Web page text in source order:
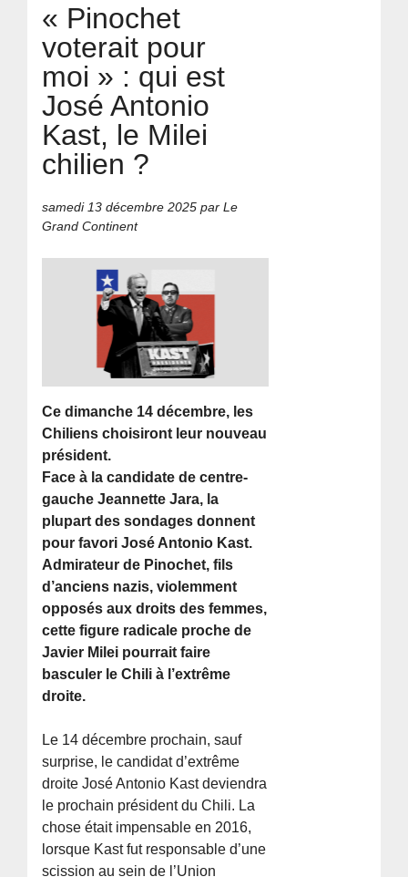
« Pinochet
voterait pour
moi » : qui est
José Antonio
Kast, le Milei
chilien ?
samedi 13 décembre 2025 par Le
Grand Continent
Ce dimanche 14 décembre, les
Chiliens choisiront leur nouveau
président.
Face à la candidate de centre-
gauche Jeannette Jara, la
plupart des sondages donnent
pour favori José Antonio Kast.
Admirateur de Pinochet, fils
d’anciens nazis, violemment
opposés aux droits des femmes,
cette figure radicale proche de
Javier Milei pourrait faire
basculer le Chili à l’extrême
droite.
Le 14 décembre prochain, sauf
surprise, le candidat d’extrême
droite José Antonio Kast deviendra
le prochain président du Chili. La
chose était impensable en 2016,
lorsque Kast fut responsable d’une
scission au sein de l’Union